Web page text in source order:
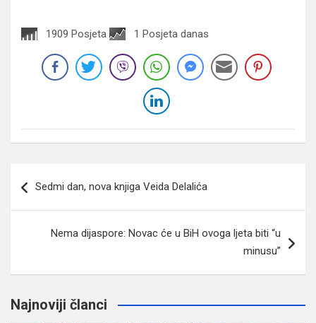
1909 Posjeta 1 Posjeta danas
članaka
Sedmi dan, nova knjiga Veida Delalića
Nema dijaspore: Novac će u BiH ovoga ljeta biti “u
minusu”
Najnoviji članci